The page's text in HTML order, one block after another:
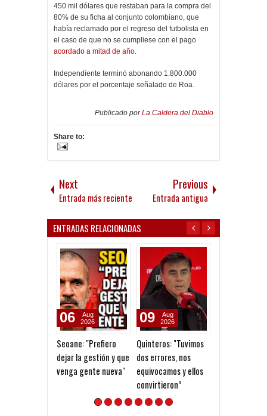
450 mil dólares que restaban para la compra del
80% de su ficha al conjunto colombiano, que
había reclamado por el regreso del futbolista en
el caso de que no se cumpliese con el pago
acordado a mitad de año
Independiente terminó abonando 1.800.000
dólares por el porcentaje señalado de Roa.
Publicado porLa Caldera del Diablo
Share to:
Next
Entrada más reciente
Previous
Entrada antigua
ENTRADAS RELACIONADAS
Quinteros: "Tuvimos
dos errores, nos
equivocamos y ellos
09
Aug
2026
Fedorco: "Un error
cambia totalmente el
partido"
09
Aug
2026